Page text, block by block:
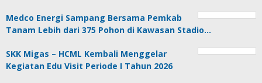
Medco Energi Sampang Bersama Pemkab
Tanam Lebih dari 375 Pohon di Kawasan Stadio…
SKK Migas – HCML Kembali Menggelar
Kegiatan Edu Visit Periode I Tahun 2026